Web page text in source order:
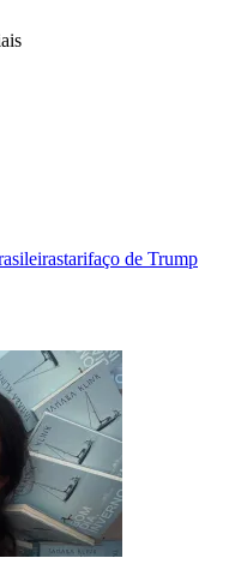
tarifaço de Trump